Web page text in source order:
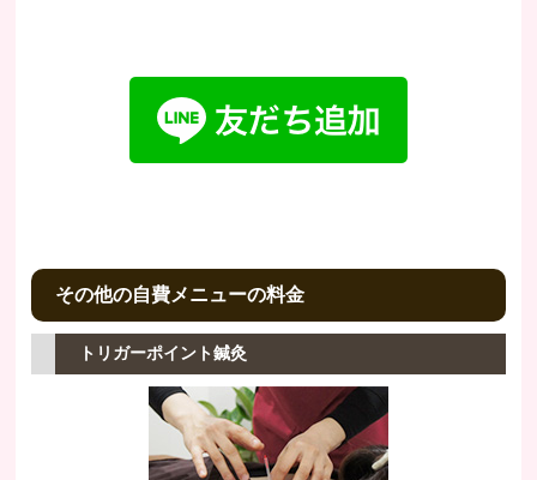
その他の自費メニューの料金
トリガーポイント鍼灸